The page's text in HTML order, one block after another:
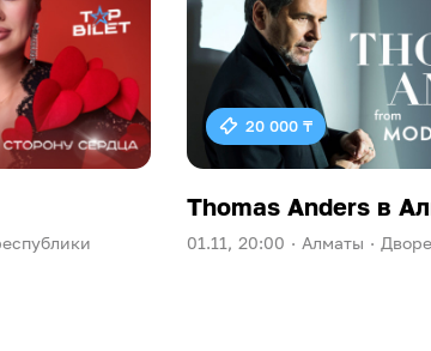
20 000 ₸
Thomas Anders в
01.11, 20:00 · Алматы ·